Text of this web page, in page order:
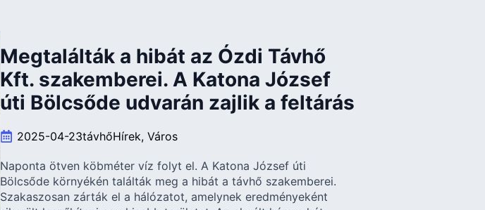
Megtalálták a hibát az Ózdi Távhő
Kft. szakemberei. A Katona József
úti Bölcsőde udvarán zajlik a feltárás
2025-04-23távhőHírek Város
Naponta ötven köbméter víz folyt el. A Katona József úti
Bölcsőde környékén találták meg a hibát a távhő szakemberei.
Szakaszosan zárták el a hálózatot, amelynek eredményeként